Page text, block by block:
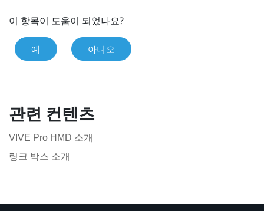
이 항목이 도움이 되었나요?
예 아니오
관련 컨텐츠
VIVE Pro HMD 소개
링크 박스 소개